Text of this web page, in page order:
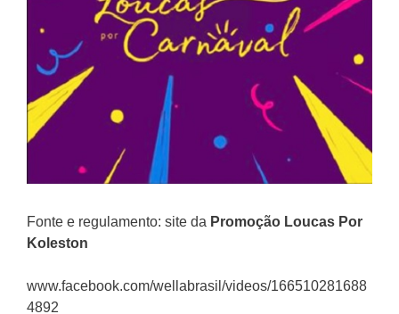
Fonte e regulamento: site da Promoção Loucas Por
Koleston
www.facebook.com/wellabrasil/videos/166510281688
4892